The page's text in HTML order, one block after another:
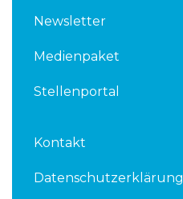
Newsletter
Medienpaket
Stellenportal
Kontakt
Datenschutzerklärung